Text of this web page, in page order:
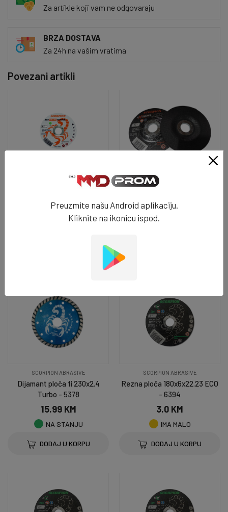
Za artikle koji vam ne odgovaraju
BRZA DOSTAVA
Za 24h na vašim vratima
Povezani artikli
SCORPION ABRASIVE
ALU-Bak - 9259
1.8 KM
SCORPION ABRASIVE
Extreme - 7634
2.2 KM
SCORPION ABRASIVE
Dijamant ploča fi 230x2.4
Turbo - 5378
15.99 KM
NA STANJU
DODAJ U KORPU
SCORPION ABRASIVE
Rezna ploča 180x6x22.23 ECO
- 6394
3.0 KM
IMA MALO
DODAJ U KORPU
Preuzmite našu Android aplikaciju.
Kliknite na ikonicu ispod.